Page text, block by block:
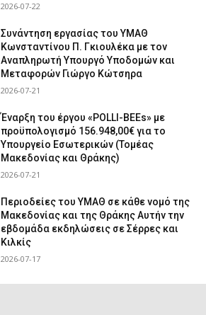
2026-07-22
Συνάντηση εργασίας του ΥΜΑΘ
Κωνσταντίνου Π. Γκιουλέκα με τον
Αναπληρωτή Υπουργό Υποδομών και
Μεταφορών Γιώργο Κώτσηρα
2026-07-21
Έναρξη του έργου «POLLI-BEEs» με
προϋπολογισμό 156.948,00€ για το
Υπουργείο Εσωτερικών (Τομέας
Μακεδονίας και Θράκης)
2026-07-21
Περιοδείες του ΥΜΑΘ σε κάθε νομό της
Μακεδονίας και της Θράκης Αυτήν την
εβδομάδα εκδηλώσεις σε Σέρρες και
Κιλκίς
2026-07-17